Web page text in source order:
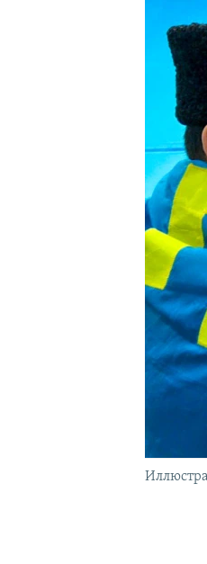
УКРАИНСКАЯ ПРОБЛЕМА КРЫМА